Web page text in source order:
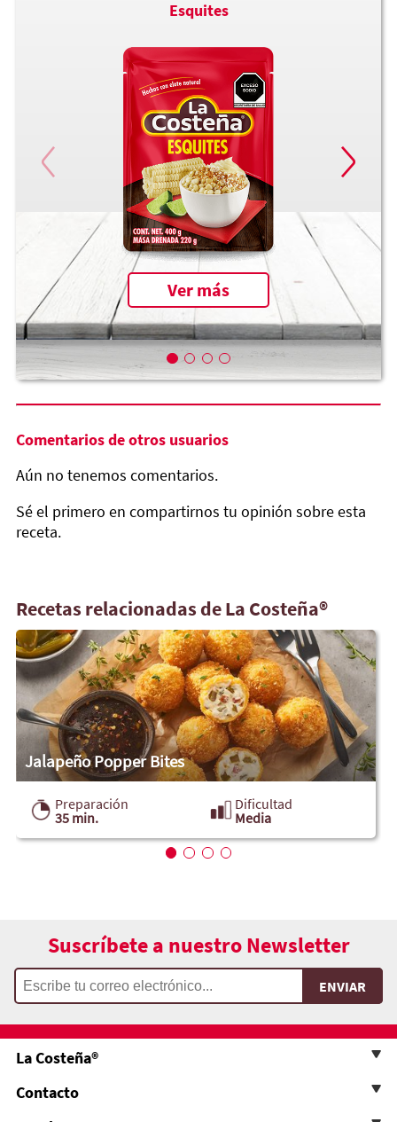
Esquites
Ver más
Comentarios de otros usuarios
Aún no tenemos comentarios.
Sé el primero en compartirnos tu opinión sobre esta
receta.
Recetas relacionadas de La Costeña®
Jalapeño Popper Bites
Preparación
35 min.
Dificultad
Media
Suscríbete a nuestro Newsletter
La Costeña®
Contacto